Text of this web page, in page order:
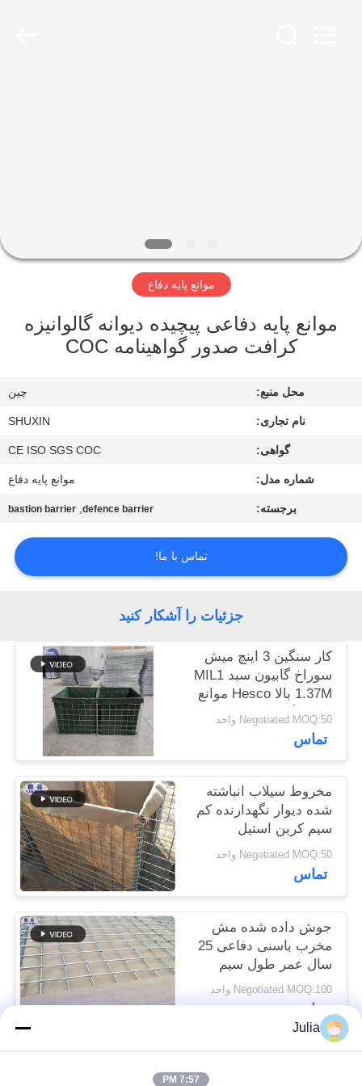
بازدید
کارخانه
کیفیت
بگیرید
درخواست
قیمت
نقشه
سایت
حریم
خصوصی
موانع پایه دفاع
موانع پایه دفاعی پیچیده دیوانه گالوانیزه
کرافت صدور گواهینامه COC
محل منبع: چين
نام تجاری: SHUXIN
گواهی: CE ISO SGS COC
شماره مدل: موانع پایه دفاع
برجسته: defence barrier
,
bastion barrier
تماس با ما!
جزئیات را آشکار کنید
کار سنگین 3 اینچ میش
سوراخ گابيون سبد MIL1
1.37M بالا Hesco موانع
جوش گابيون جعبه
پوشیده با پارچه
ژئوتکستیل
Negotiated MOQ:50 واحد
تماس
مخروط سیلاب انباشته
شده دیوار نگهدارنده کم
سیم کربن استیل
Negotiated MOQ:50 واحد
تماس
جوش داده شده مش
مخرب باسنی دفاعی 25
سال عمر طول سیم
کربن کم
Negotiated MOQ:100 واحد
تماس
دسته بندی های محبوب
Julia
7:57 PM